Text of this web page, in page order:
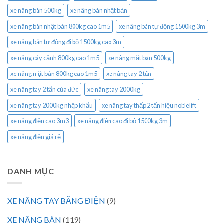
xe nâng bàn 500kg
xe nâng bàn nhật bản
xe nâng bàn nhật bản 800kg cao 1m5
xe nâng bán tự động 1500kg 3m
xe nâng bán tự động đi bộ 1500kg cao 3m
xe nâng cây cảnh 800kg cao 1m5
xe nâng mặt bàn 500kg
xe nâng mặt bàn 800kg cao 1m5
xe nâng tay 2 tấn
xe nâng tay 2 tấn của đức
xe nâng tay 2000kg
xe nâng tay 2000kg nhập khẩu
xe nâng tay thấp 2 tấn hiệu noblelift
xe nâng điện cao 3m3
xe nâng điện cao đi bộ 1500kg 3m
xe nâng điện giá rẻ
DANH MỤC
XE NÂNG TAY BẰNG ĐIỆN (9)
XE NÂNG BÀN (119)